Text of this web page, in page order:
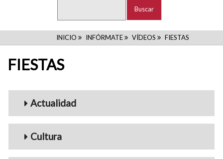
RUTA
INICIO INFÓRMATE VÍDEOS FIESTAS
FIESTAS
Menu_Videos
Actualidad
Cultura